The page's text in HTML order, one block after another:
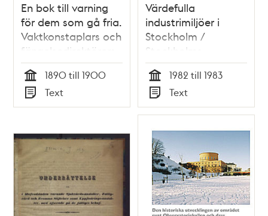
En bok till varning
för dem som gå fria.
Vaktkonstaplars och
fängelsedirektörers
berättelser om llfvet
på Långholmen,
märkvärdiga
bofvars karaktärer,
m.m. Till slut:
Sveriges
skarprättare, hr
Dalman, med
bödelsyxan och
hans porträtt...
Tid
1890 till 1900
Typ
Text
Värdefulla
industrimiljöer i
Stockholm /
Stockholms
stadsmuseum
Tid
1982 till 1983
Typ
Text